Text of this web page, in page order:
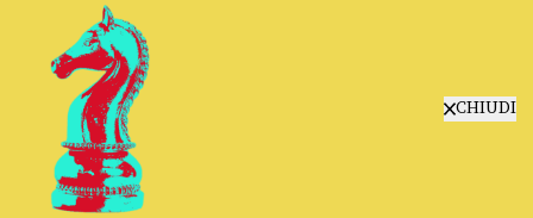
CHIUDI